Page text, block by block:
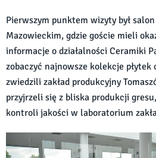
Pierwszym punktem wizyty był
Mazowieckim, gdzie goście mieli
informacje o działalności Ceramiki
zobaczyć najnowsze kolekcje
zwiedzili zakład produkcyjny
przyjrzeli się z bliska produkcji
kontroli jakości w laboratorium